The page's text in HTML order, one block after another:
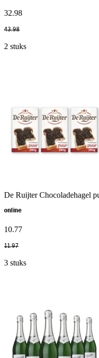
32.98
43.98
2 stuks
De Ruijter Chocoladehagel
online
10.77
11.97
3 stuks